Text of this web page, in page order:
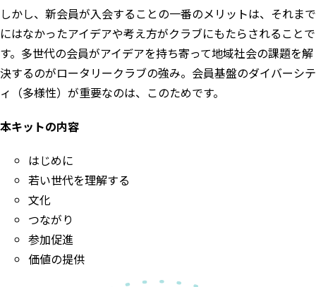
しかし、新会員が入会することの一番のメリットは、それまで
にはなかったアイデアや考え方がクラブにもたらされることで
す。多世代の会員がアイデアを持ち寄って地域社会の課題を解
決するのがロータリークラブの強み。会員基盤のダイバーシテ
ィ（多様性）が重要なのは、このためです。
本キットの内容
はじめに
若い世代を理解する
文化
つながり
参加促進
価値の提供